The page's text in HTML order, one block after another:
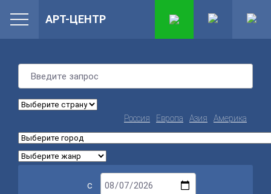
Россия Европа Азия Америка
с
АРТ-ЦЕНТР